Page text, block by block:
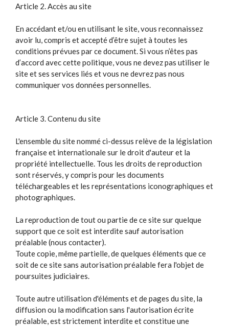
Article 2. Accès au site
En accédant et/ou en utilisant le site, vous reconnaissez
avoir lu, compris et accepté d’être sujet à toutes les
conditions prévues par ce document. Si vous n’êtes pas
d’accord avec cette politique, vous ne devez pas utiliser le
site et ses services liés et vous ne devrez pas nous
communiquer vos données personnelles.
Article 3. Contenu du site
L'ensemble du site nommé ci-dessus relève de la législation
française et internationale sur le droit d'auteur et la
propriété intellectuelle. Tous les droits de reproduction
sont réservés, y compris pour les documents
téléchargeables et les représentations iconographiques et
photographiques.
La reproduction de tout ou partie de ce site sur quelque
support que ce soit est interdite sauf autorisation
préalable (nous contacter).
Toute copie, même partielle, de quelques éléments que ce
soit de ce site sans autorisation préalable fera l'objet de
poursuites judiciaires.
Toute autre utilisation d'éléments et de pages du site, la
diffusion ou la modification sans l'autorisation écrite
préalable, est strictement interdite et constitue une